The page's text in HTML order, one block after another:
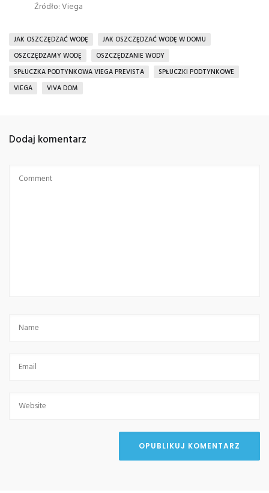
Źródło: Viega
JAK OSZCZĘDZAĆ WODĘ
JAK OSZCZĘDZAĆ WODĘ W DOMU
OSZCZĘDZAMY WODĘ
OSZCZĘDZANIE WODY
SPŁUCZKA PODTYNKOWA VIEGA PREVISTA
SPŁUCZKI PODTYNKOWE
VIEGA
VIVA DOM
Dodaj komentarz